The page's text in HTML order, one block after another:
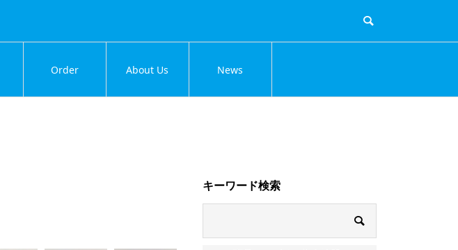
Order About Us News
キーワード検索